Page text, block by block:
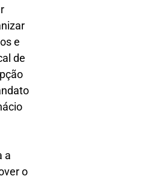
e
de
a
o